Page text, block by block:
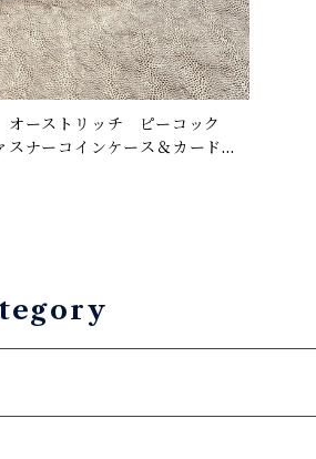
ーストリッチ ピーコック
ナーコインケース＆カード
サンプル品